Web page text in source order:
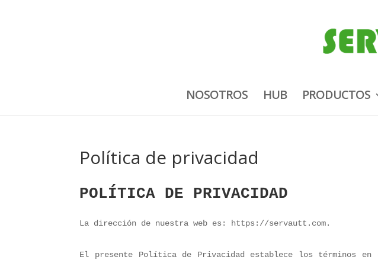
NOSOTROS HUB PRODUCTOS
Política de privacidad
POLÍTICA DE PRIVACIDAD
La dirección de nuestra web es: https://servautt.com.
El presente Política de Privacidad establece los términos en